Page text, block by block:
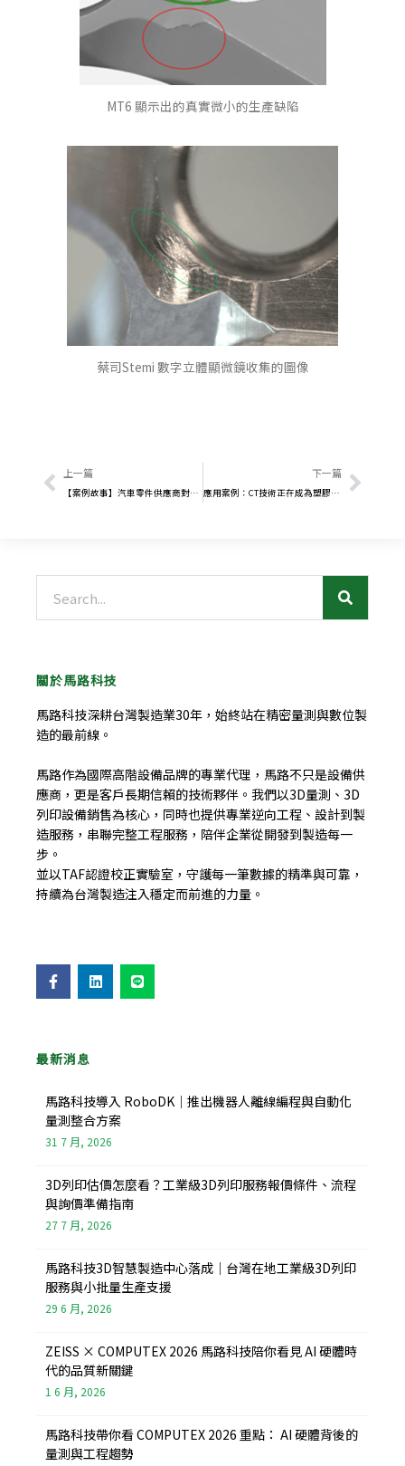
MT6 顯示出的真實微小的生產缺陷
蔡司Stemi 數字立體顯微鏡收集的圖像
上一頁
上一篇
【案例故事】汽車零件供應商對蔡司NEO軟體印象深刻，決定購買蔡司工業CT掃描儀
下一篇
應用案例：CT技術正在成為塑膠行業的競爭優勢
下一
關於馬路科技
馬路科技深耕台灣製造業30年，始終站在精密量測與數位製
造的最前線。
馬路作為國際高階設備品牌的專業代理，馬路不只是設備供
應商，更是客戶長期信賴的技術夥伴。我們以3D量測、3D
列印設備銷售為核心，同時也提供專業逆向工程、設計到製
造服務，串聯完整工程服務，陪伴企業從開發到製造每一
步。
並以TAF認證校正實驗室，守護每一筆數據的精準與可靠，
持續為台灣製造注入穩定而前進的力量。
F
a
c
o
k
f
L
i
n
L
i
n
最新消息
馬路科技導入 RoboDK｜推出機器人離線編程與自動化
量測整合方案
31 7 月, 2026
3D列印估價怎麼看？工業級3D列印服務報價條件、流程
與詢價準備指南
27 7 月, 2026
馬路科技3D智慧製造中心落成｜台灣在地工業級3D列印
服務與小批量生產支援
29 6 月, 2026
ZEISS × COMPUTEX 2026 馬路科技陪你看見 AI 硬體時
代的品質新關鍵
1 6 月, 2026
馬路科技帶你看 COMPUTEX 2026 重點： AI 硬體背後的
量測與工程趨勢